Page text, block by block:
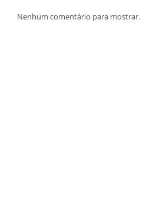
Nenhum comentário para mostrar.